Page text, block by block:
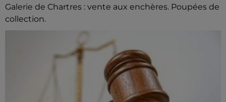
Galerie de Chartres : vente aux enchères. Poupées de
collection.